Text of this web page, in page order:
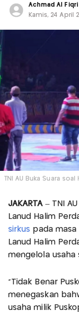
Achmad Al Fiqri
Kamis, 24 April
TNI AU Buka Suara
JAKARTA– TNI
Lanud Halim
sirkus pada masa
Lanud Halim
mengelola usaha
"Tidak Benar
menegaskan
usaha milik